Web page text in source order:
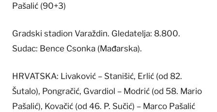
Pašalić (90+3)
Gradski stadion Varaždin. Gledatelja: 8.800.
Sudac: Bence Csonka (Mađarska).
HRVATSKA: Livaković – Stanišić, Erlić (od 82.
Šutalo), Pongračić, Gvardiol – Modrić (od 58. Mario
Pašalić), Kovačić (od 46. P. Sučić) – Marco Pašalić